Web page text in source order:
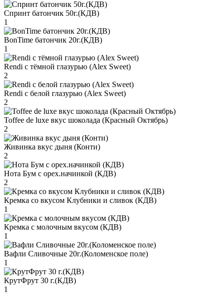
Спринт батончик 50г.(КДВ)
1
BonTime батончик 20г.(КДВ)
1
Rendi с тёмной глазурью (Alex Sweet)
2
Rendi с белой глазурью (Alex Sweet)
2
Toffee de luxe вкус шоколада (Красный Октябрь)
2
Живинка вкус дыня (Конти)
2
Нота Бум с орех.начинкой (КДВ)
2
Кремка со вкусом Клубники и сливок (КДВ)
1
Кремка с молочным вкусом (КДВ)
1
Вафли Сливочные 20г.(Коломенское поле)
1
КрутФрут 30 г.(КДВ)
1